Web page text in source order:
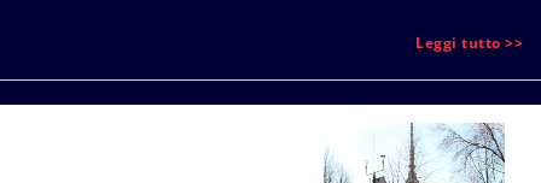
Leggi tutto >>